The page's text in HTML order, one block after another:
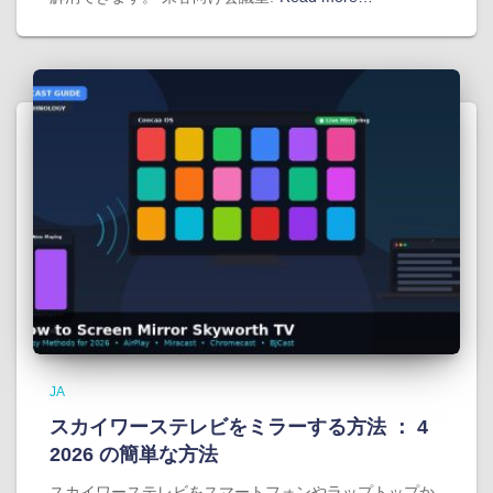
JA
スカイワーステレビをミラーする方法 ： 4
2026 の簡単な方法